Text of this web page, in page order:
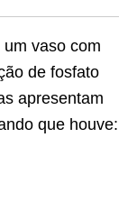
um vaso com
de fosfato
apresentam
que houve: